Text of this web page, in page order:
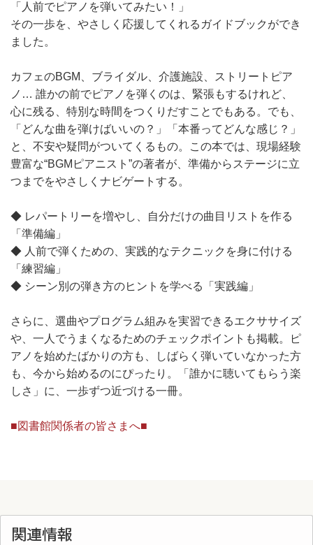
「人前でピアノを弾いてみたい！」
その一歩を、やさしく応援してくれるガイドブックができ
ました。
カフェのBGM、ブライダル、介護施設、ストリートピア
ノ… 誰かの前でピアノを弾くのは、緊張もするけれど、
心に残る、特別な時間をつくりだすことでもある。でも、
「どんな曲を弾けばいいの？」「本番ってどんな感じ？」
と、不安や疑問がついてくるもの。この本では、現場経験
豊富な“BGMピアニスト”の著者が、準備からステージに立
つまでをやさしくナビゲートする。
◆ レパートリーを増やし、自分だけの曲目リストを作る
「準備編」
◆ 人前で弾くための、実践的なテクニックを身に付ける
「練習編」
◆ シーン別の弾き方のヒントを学べる「実践編」
さらに、選曲やプログラム組みを実習できるエクササイズ
や、一人でうまくなるためのチェックポイントも掲載。ピ
アノを始めたばかりの方も、しばらく弾いていなかった方
も、今から始めるのにぴったり。「誰かに聴いてもらう楽
しさ」に、一歩ずつ近づける一冊。
■図書館関係者の皆さまへ■
関連情報